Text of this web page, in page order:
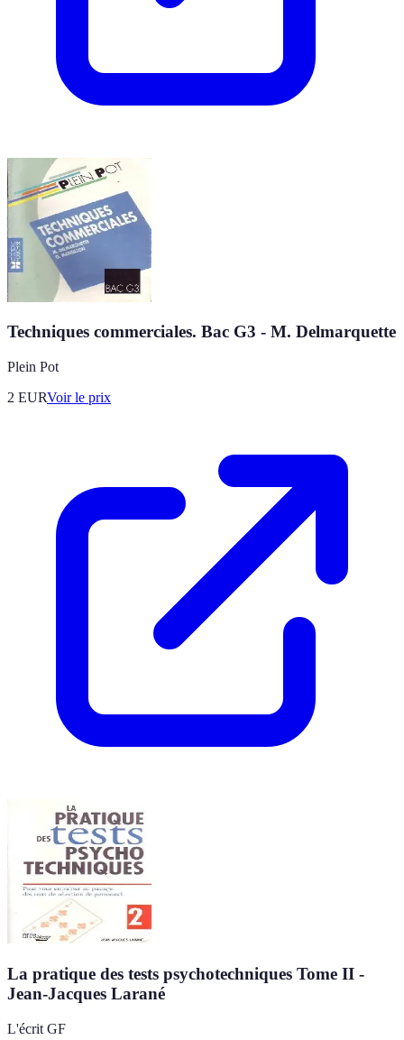
Techniques commerciales. Bac G3 - M. Delmarquette
Plein Pot
2 EURVoir le prix
La pratique des tests psychotechniques Tome II -
Jean-Jacques Larané
L'écrit GF